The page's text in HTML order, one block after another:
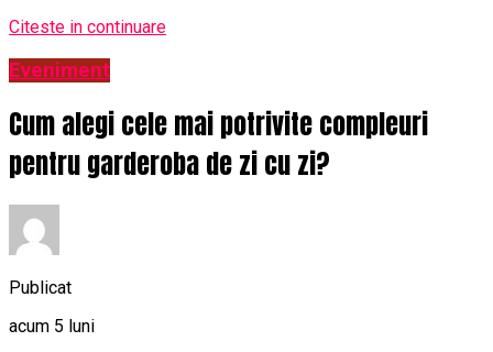
Citeste in continuare
Eveniment
Cum alegi cele mai potrivite compleuri
pentru garderoba de zi cu zi?
Publicat
acum 5 luni